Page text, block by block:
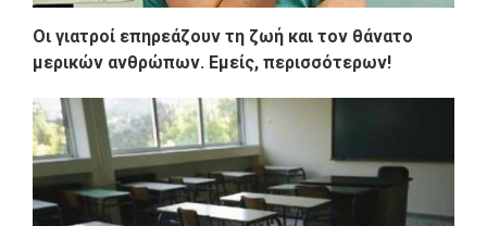
Οι γιατροί επηρεάζουν τη ζωή και τον θάνατο
μερικών ανθρώπων. Εμείς, περισσότερων!